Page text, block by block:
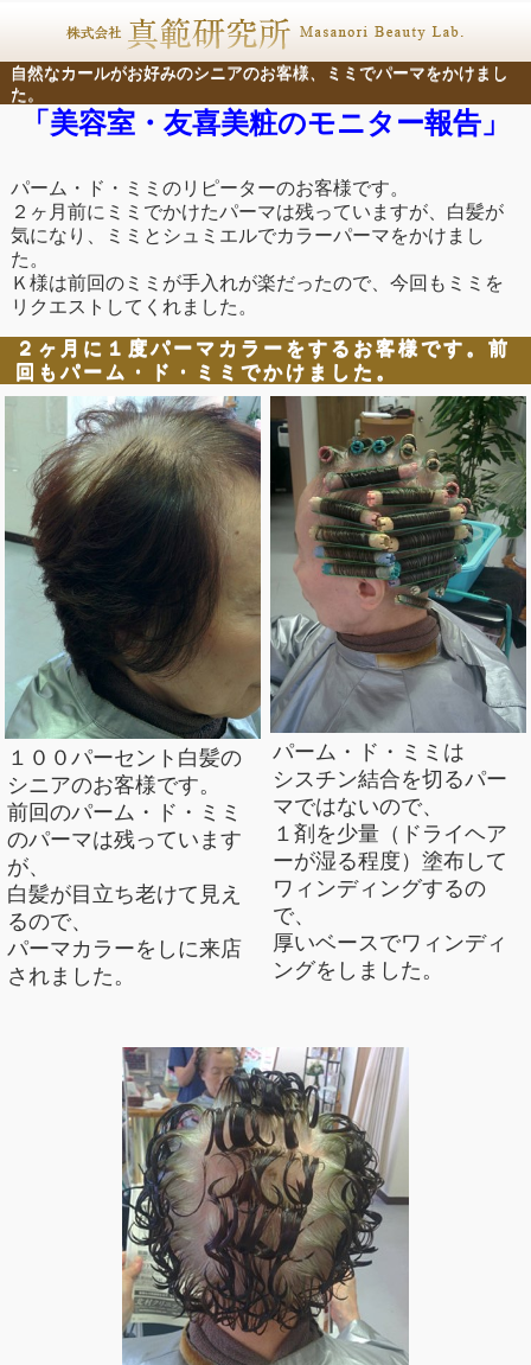
自然なカールがお好みのシニアのお客様、ミミでパーマをかけまし
た。
「美容室・友喜美粧のモニター報告」
パーム・ド・ミミのリピーターのお客様です。
２ヶ月前にミミでかけたパーマは残っていますが、白髪が
気になり、ミミとシュミエルでカラーパーマをかけまし
た。
Ｋ様は前回のミミが手入れが楽だったので、今回もミミを
リクエストしてくれました。
２ヶ月に１度パーマカラーをするお客様です。前
回もパーム・ド・ミミでかけました。
１００パーセント白髪の
シニアのお客様です。
前回のパーム・ド・ミミ
のパーマは残っています
が、
白髪が目立ち老けて見え
るので、
パーマカラーをしに来店
されました。
パーム・ド・ミミは
シスチン結合を切るパー
マではないので、
１剤を少量（ドライヘア
ーが湿る程度）塗布して
ワィンディングするの
で、
厚いベースでワィンディ
ングをしました。